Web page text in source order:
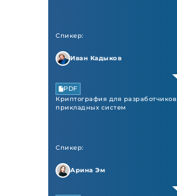
Спикер:
Иван Кадыков
PDF
Криптография для разработчиков
прикладных систем
Спикер:
Арина Эм